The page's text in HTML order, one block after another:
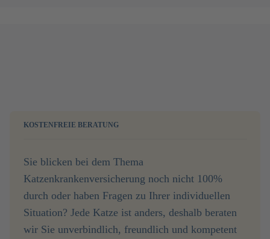
KOSTENFREIE BERATUNG
Sie blicken bei dem Thema
Katzenkrankenversicherung noch nicht 100%
durch oder haben Fragen zu Ihrer individuellen
Situation? Jede Katze ist anders, deshalb beraten
wir Sie unverbindlich, freundlich und kompetent